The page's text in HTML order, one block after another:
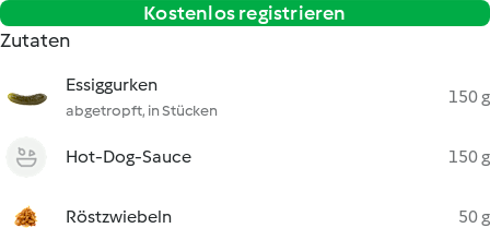
Kostenlos registrieren
Zutaten
Essiggurken
abgetropft, in Stücken
150 g
Hot-Dog-Sauce 150 g
Röstzwiebeln 50 g